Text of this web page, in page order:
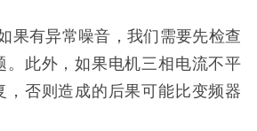
果有异常噪音，我们需要先检查
。此外，如果电机三相电流不平
，否则造成的后果可能比变频器